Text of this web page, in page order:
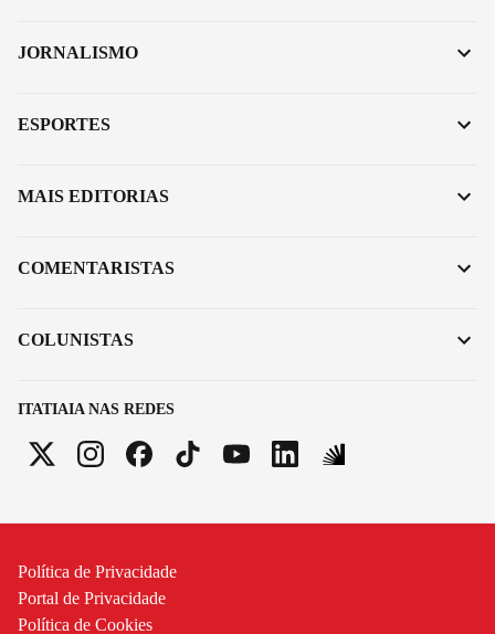
ITATIAIA NAS REDES
JORNALISMO
ESPORTES
MAIS EDITORIAS
COMENTARISTAS
COLUNISTAS
Política de Privacidade
Portal de Privacidade
Política de Cookies